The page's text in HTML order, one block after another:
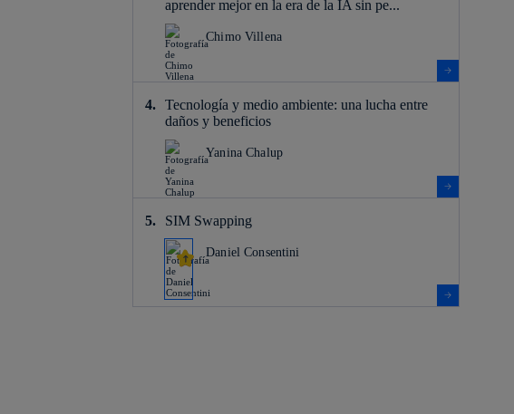
aprender mejor en la era de la IA sin pe...
Chimo Villena
Tecnología y medio ambiente: una lucha entre
daños y beneficios
Yanina Chalup
SIM Swapping
Daniel Consentini